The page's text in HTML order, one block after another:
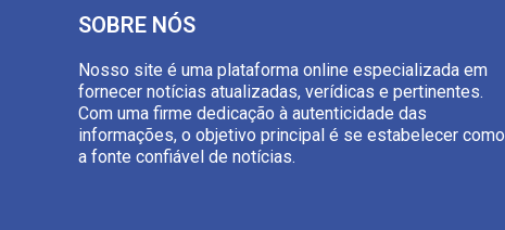
SOBRE NÓS
Nosso site é uma plataforma online especializada em
fornecer notícias atualizadas, verídicas e pertinentes.
Com uma firme dedicação à autenticidade das
informações, o objetivo principal é se estabelecer como
a fonte confiável de notícias.